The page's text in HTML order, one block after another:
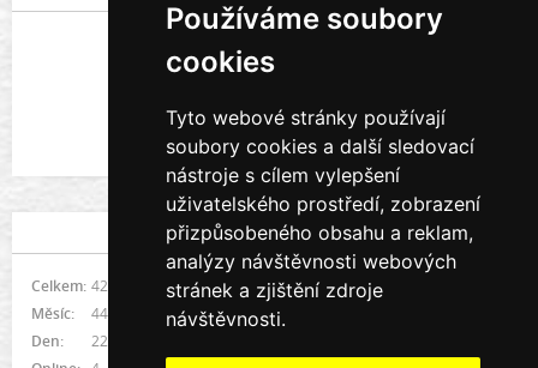
Používáme soubory
cookies
Tyto webové stránky používají
soubory cookies a další sledovací
nástroje s cílem vylepšení
uživatelského prostředí, zobrazení
přizpůsobeného obsahu a reklam,
analýzy návštěvnosti webových
stránek a zjištění zdroje
návštěvnosti.
Galerie prací
STATISTIKY
Celkem: 422095
Měsíc:
4490
Den:
225